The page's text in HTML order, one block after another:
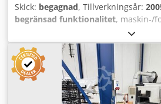
Skick: begagnad, Tillverkningsår:
begränsad funktionalitet, maskin-/
, sågbladsdiameter:500 mm
hastighet:2 800 varv/min,
är delvis funktionell, båda
fungerar. Den har inte använts
använts för att skära PVC. Båda
En omfattande översyn